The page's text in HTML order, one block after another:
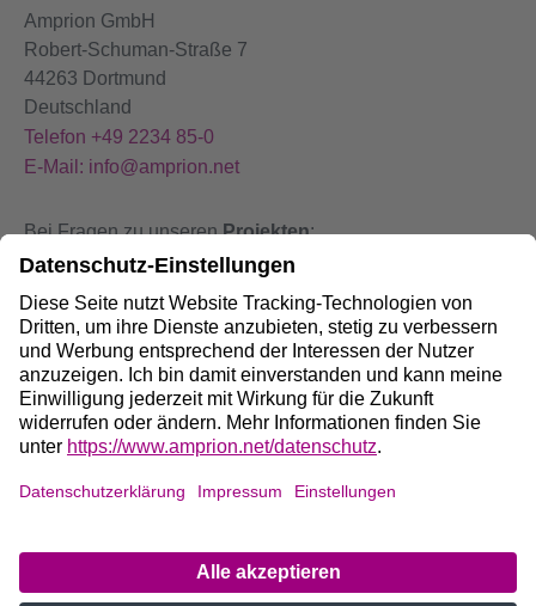
Amprion GmbH
Robert-Schuman-Straße 7
44263 Dortmund
Deutschland
Telefon +49 2234 85-0
E-Mail: info@amprion.net
Bei Fragen zu unserenProjekten:
+49 800 584 9000
BeiStörungen an unseren Anlagen:
+49 800 490 4000
Social Media:
Datenschutz